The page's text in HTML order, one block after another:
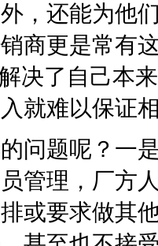
，还能为他
商更是常有
决了自己本
就难以保证
题呢？一是
管理，厂方
或要求做其